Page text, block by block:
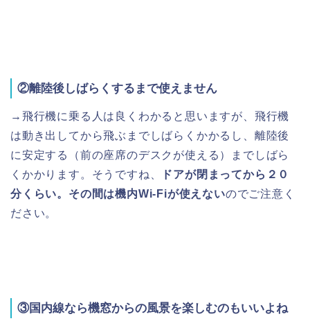
②離陸後しばらくするまで使えません
→飛行機に乗る人は良くわかると思いますが、飛行機
は動き出してから飛ぶまでしばらくかかるし、離陸後
に安定する（前の座席のデスクが使える）までしばら
くかかります。そうですね、
ドアが閉まってから２０
分くらい。その間は機内Wi-Fiが使えないのでご注意く
ださい。
③国内線なら機窓からの風景を楽しむのもいいよね